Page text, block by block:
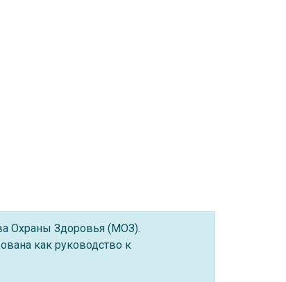
Охраны Здоровья (МОЗ).
как руководство к